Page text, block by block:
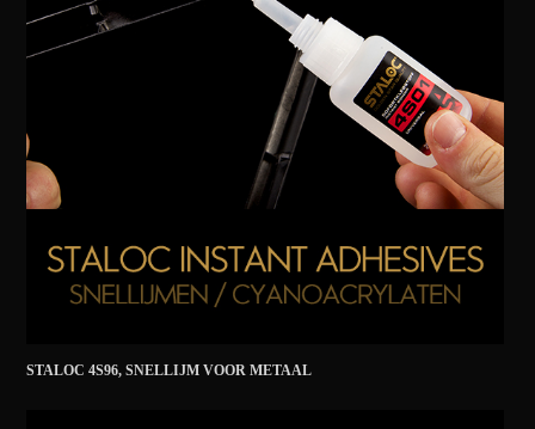
STALOC 4S96, SNELLIJM VOOR METAAL